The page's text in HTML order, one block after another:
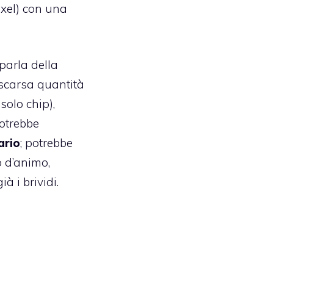
con una
della
quantità
chip),
; potrebbe
i brividi.